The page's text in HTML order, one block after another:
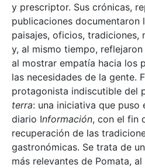
y prescriptor. Sus crónicas,
publicaciones documentaron
paisajes, oficios, tradiciones,
y, al mismo tiempo,
al mostrar empatía hacia los
las necesidades de la gente.
protagonista indiscutible del
terra: una iniciativa que puso
diario Información, con el fin
recuperación de las
gastronómicas. Se trata de
más relevantes de Pomata,